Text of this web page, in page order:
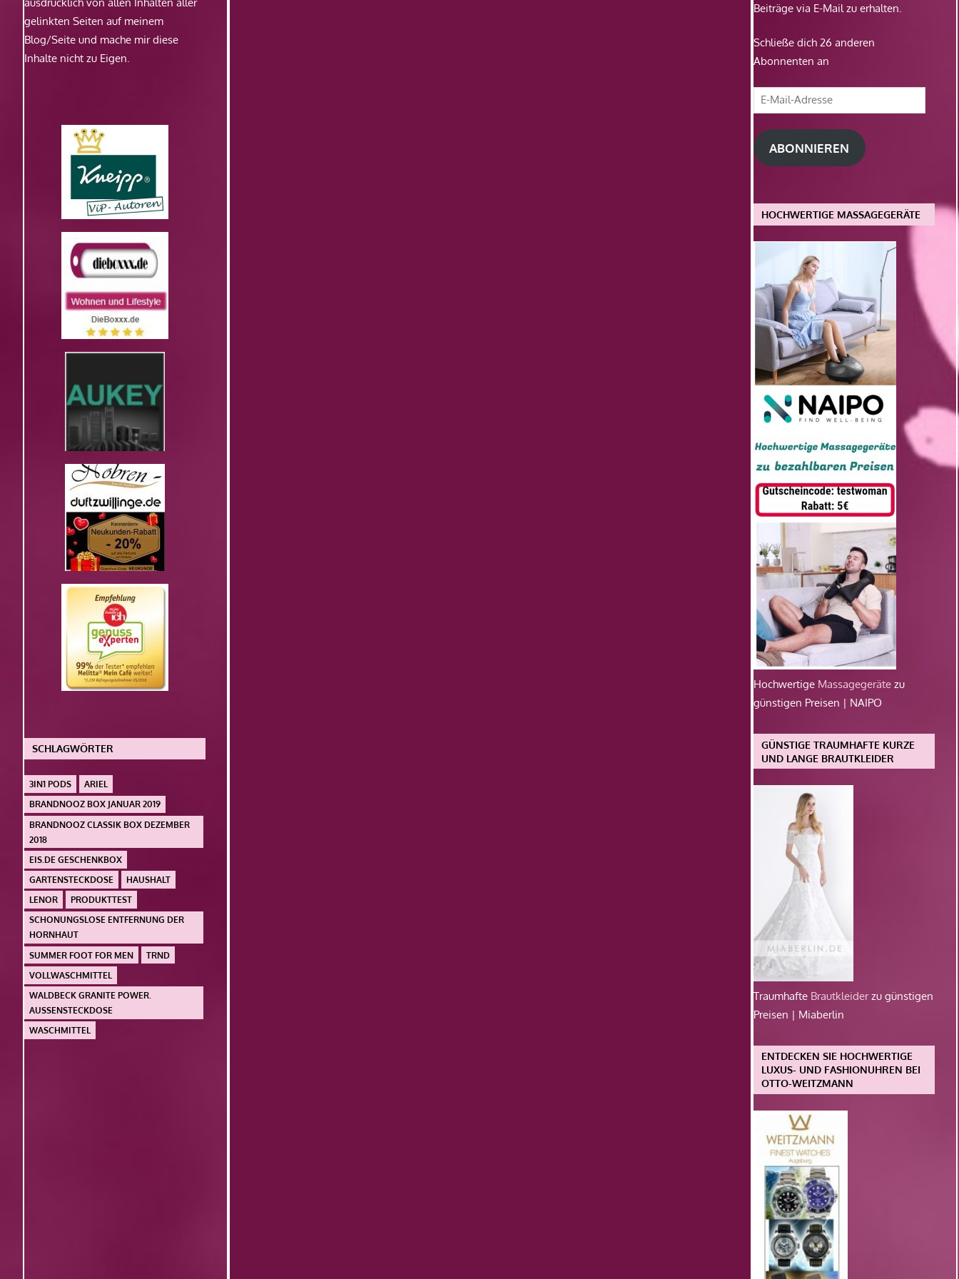
gelinkten Seiten auf meinem
Blog/Seite und mache mir diese
Inhalte nicht zu Eigen.
SCHLAGWÖRTER
3IN1 PODS
ARIEL
BRANDNOOZ BOX JANUAR 2019
BRANDNOOZ CLASSIK BOX DEZEMBER
2018
EIS.DE GESCHENKBOX
GARTENSTECKDOSE
HAUSHALT
LENOR
PRODUKTTEST
SCHONUNGSLOSE ENTFERNUNG DER
HORNHAUT
SUMMER FOOT FOR MEN
TRND
VOLLWASCHMITTEL
WALDBECK GRANITE POWER.
AUSSENSTECKDOSE
WASCHMITTEL
Beiträge via E-Mail zu erhalten.
Schließe dich 26 anderen
Abonnenten an
E-
Mail-
Adresse
ABONNIEREN
HOCHWERTIGE MASSAGEGERÄTE
Hochwertige Massagegeräte zu
günstigen Preisen | NAIPO
GÜNSTIGE TRAUMHAFTE KURZE
UND LANGE BRAUTKLEIDER
Traumhafte Brautkleiderzu günstigen
Preisen | Miaberlin
ENTDECKEN SIE HOCHWERTIGE
LUXUS- UND FASHIONUHREN BEI
OTTO-WEITZMANN